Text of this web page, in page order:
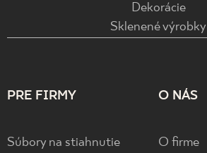
Dekorácie
Sklenené výrobky
PRE FIRMY
Súbory na stiahnutie
O NÁS
O firme